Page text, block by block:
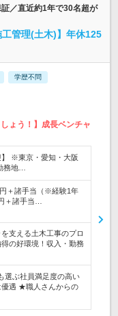
／直近約1年で30名超が
管理(土木)】年休125
学歴不問
ょう！】成長ベンチャ
】 ※東京・愛知・大阪
務地…
＋諸手当（※経験1年
＋諸手当…
支える土木工事のプロ
の好環境！収入・勤務
選ぶ社員満足度の高い
優遇 ★職人さんからの